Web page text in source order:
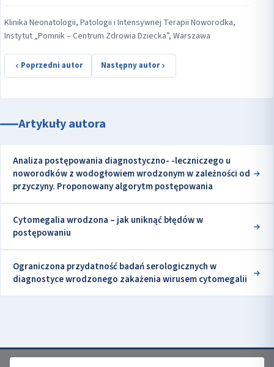
Klinika Neonatologii, Patologii i Intensywnej Terapii Noworodka,
Instytut „Pomnik – Centrum Zdrowia Dziecka”, Warszawa
Poprzedni autor Następny autor
Artykuły autora
Analiza postępowania diagnostyczno- -leczniczego u
noworodków z wodogłowiem wrodzonym w zależności od
przyczyny. Proponowany algorytm postępowania
Cytomegalia wrodzona – jak uniknąć błędów w
postępowaniu
Ograniczona przydatność badań serologicznych w
diagnostyce wrodzonego zakażenia wirusem cytomegalii